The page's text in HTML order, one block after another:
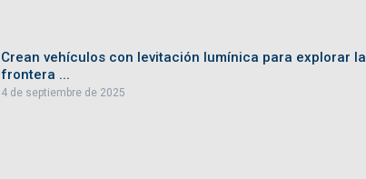
Crean vehículos con levitación lumínica para explorar la
frontera ...
4 de septiembre de 2025